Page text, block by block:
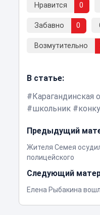
Нравится 0
Забавно 0
Возмутительно
В статье:
Карагандинская
школьник
Предыдущий
Жителя Семея
полицейского
Следующий
Елена Рыбакина